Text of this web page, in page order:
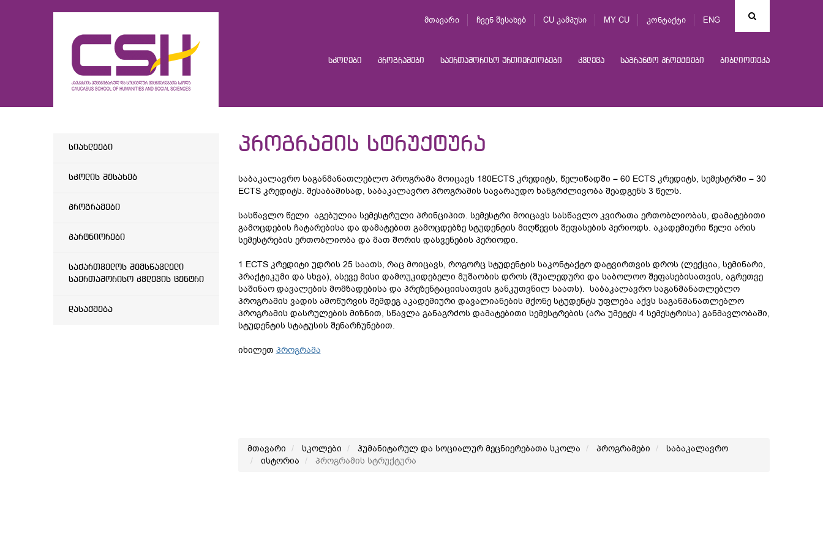
ENG
მთავარი ჩვენ შესახებ CU კამპუსი MY CU კონტაქტი
სკოლები პროგრამები საერთაშორისო ურთიერთობები კვლევა საგრანტო პროექტები ბიბლიოთეკა
სიახლეები
სკოლის შესახებ
პროგრამები
პარტნიორები
საქართველოს შემსწავლელი
საერთაშორისო კვლევის ცენტრი
დასაქმება
პროგრამის სტრუქტურა
საბაკალავრო საგანმანათლებლო პროგრამა მოიცავს 180ECTS კრედიტს, წელიწადში – 60 ECTS კრედიტს, სემესტრში – 30
ECTS კრედიტს. შესაბამისად, საბაკალავრო პროგრამის სავარაუდო ხანგრძლივობა შეადგენს 3 წელს.
სასწავლო წელი აგებულია სემესტრული პრინციპით. სემესტრი მოიცავს სასწავლო კვირათა ერთობლიობას, დამატებითი
გამოცდების ჩატარებისა და დამატებით გამოცდებზე სტუდენტის მიღწევის შეფასების პერიოდს. აკადემიური წელი არის
სემესტრების ერთობლიობა და მათ შორის დასვენების პერიოდი.
1 ECTS კრედიტი უდრის 25 საათს, რაც მოიცავს, როგორც სტუდენტის საკონტაქტო დატვირთვის დროს (ლექცია, სემინარი,
პრაქტიკუმი და სხვა), ასევე მისი დამოუკიდებელი მუშაობის დროს (შუალედური და საბოლოო შეფასებისათვის, აგრეთვე
საშინაო დავალების მომზადებისა და პრეზენტაციისათვის განკუთვნილ საათს). საბაკალავრო საგანმანათლებლო
პროგრამის ვადის ამოწურვის შემდეგ აკადემიური დავალიანების მქონე სტუდენტს უფლება აქვს საგანმანათლებლო
პროგრამის დასრულების მიზნით, სწავლა განაგრძოს დამატებითი სემესტრების (არა უმეტეს 4 სემესტრისა) განმავლობაში,
სტუდენტის სტატუსის შენარჩუნებით.
იხილეთ პროგრამა
მთავარი სკოლები ჰუმანიტარულ და სოციალურ მეცნიერებათა სკოლა პროგრამები
საბაკალავრო
ისტორია
პროგრამის სტრუქტურა